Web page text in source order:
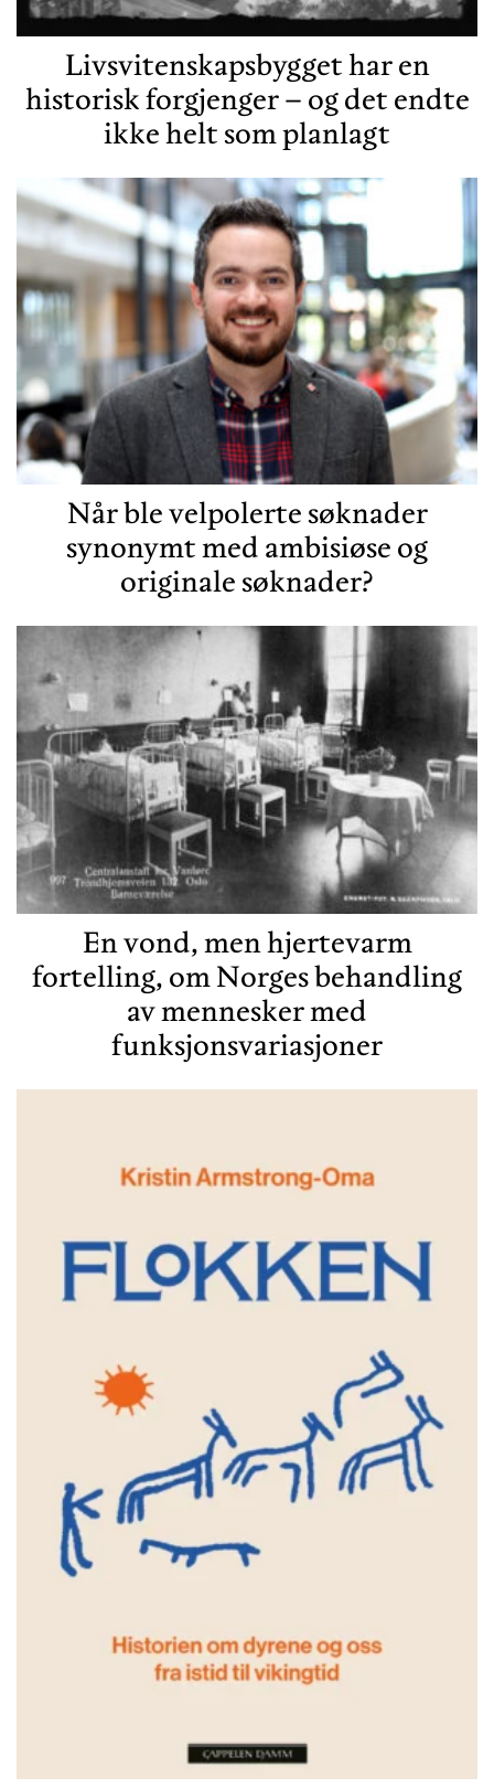
Livsvitenskapsbygget har en
historisk forgjenger – og det endte
ikke helt som planlagt
Når ble velpolerte søknader
synonymt med ambisiøse og
originale søknader?
En vond, men hjertevarm
fortelling, om Norges behandling
av mennesker med
funksjonsvariasjoner